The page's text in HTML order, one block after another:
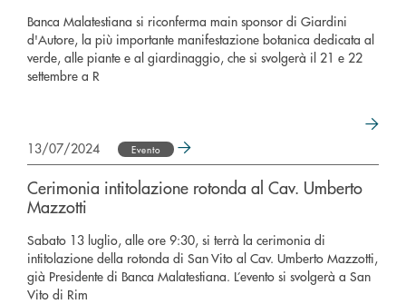
Banca Malatestiana si riconferma main sponsor di Giardini
d'Autore, la più importante manifestazione botanica dedicata al
verde, alle piante e al giardinaggio, che si svolgerà il 21 e 22
settembre a R
13/07/2024 Evento
Cerimonia intitolazione rotonda al Cav. Umberto
Mazzotti
Sabato 13 luglio, alle ore 9:30, si terrà la cerimonia di
intitolazione della rotonda di San Vito al Cav. Umberto Mazzotti,
già Presidente di Banca Malatestiana. L’evento si svolgerà a San
Vito di Rim